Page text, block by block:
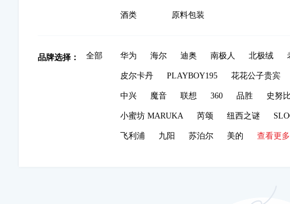
酒类 原料包装
品牌选择： 全部 华为 海尔 迪奥 南极人 北极绒
皮尔卡丹 PLAYBOY195 花花公子贵宾
中兴 魔音 联想 360 品胜 史努
小蜜坊 MARUKA 芮颂 纽西之谜
飞利浦 九阳 苏泊尔 美的 查看更多